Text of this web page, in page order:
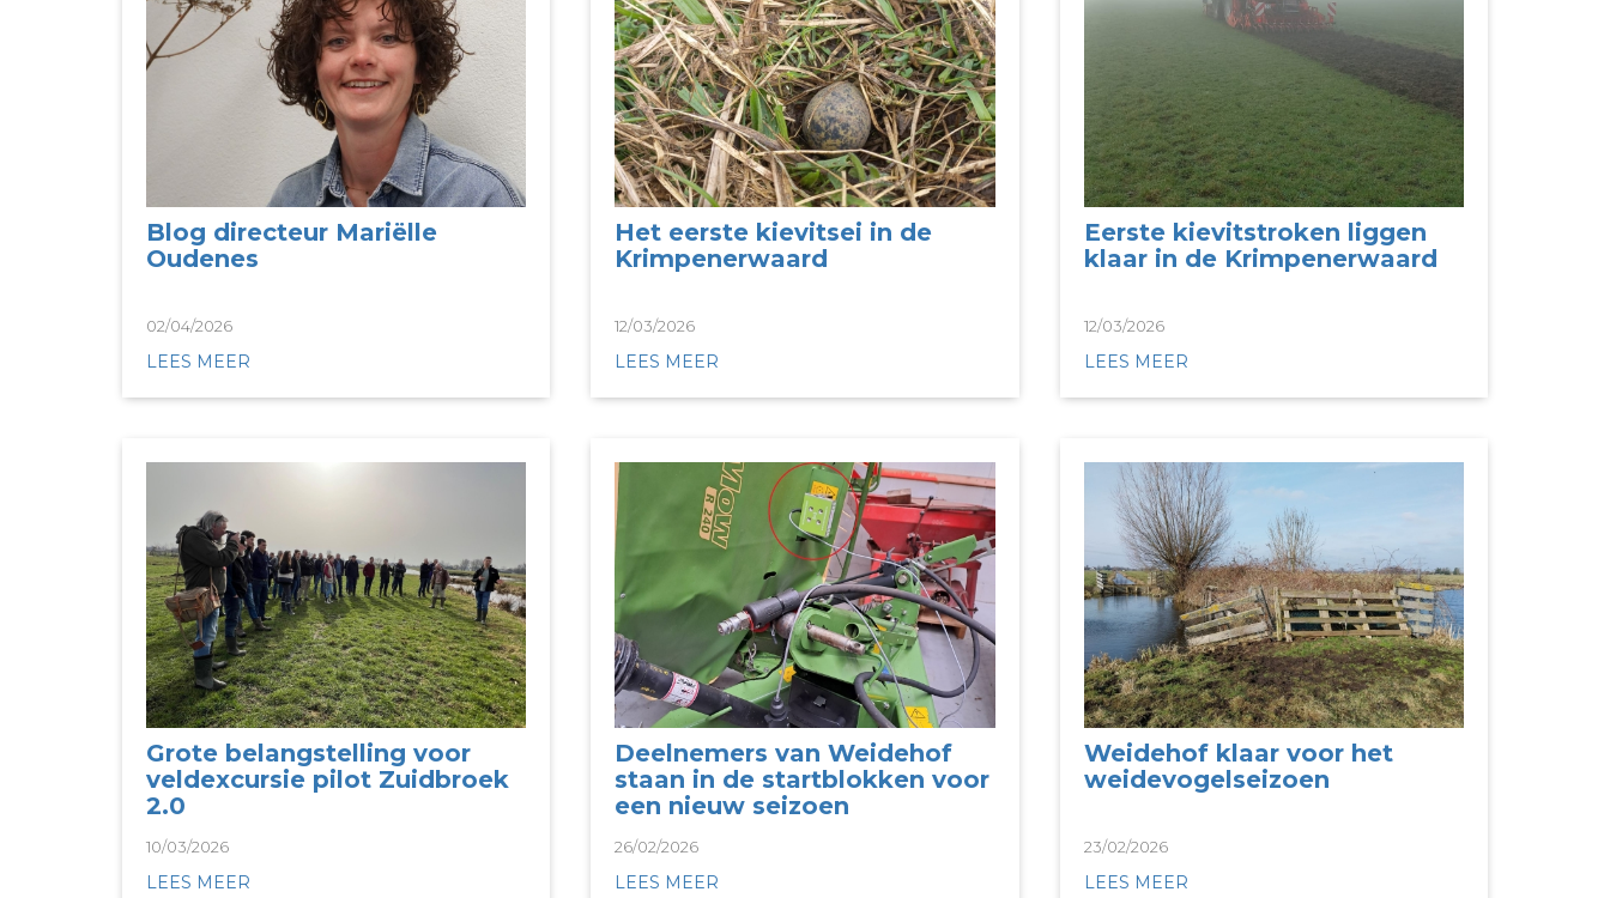
Blog directeur Mariëlle
Oudenes
02/04/2026
LEES MEER
Het eerste kievitsei in de
Krimpenerwaard
12/03/2026
LEES MEER
Eerste kievitstroken liggen
klaar in de Krimpenerwaard
12/03/2026
LEES MEER
Grote belangstelling voor
veldexcursie pilot Zuidbroek
2.0
10/03/2026
LEES MEER
Deelnemers van Weidehof
staan in de startblokken voor
een nieuw seizoen
26/02/2026
LEES MEER
Weidehof klaar voor het
weidevogelseizoen
23/02/2026
LEES MEER